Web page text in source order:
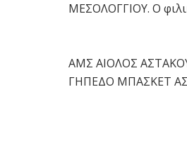
ΜΕΣΟΛΟΓΓΙΟΥ. Ο
ΑΜΣ ΑΙΟΛΟΣ
ΓΗΠΕΔΟ ΜΠΑΣΚΕΤ